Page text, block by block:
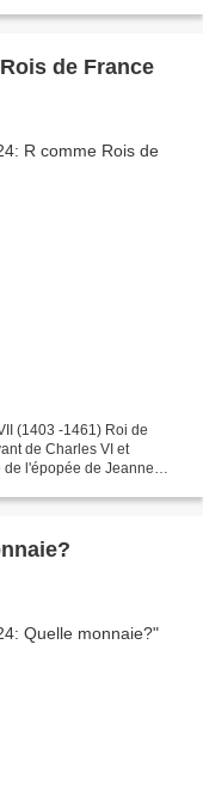
de France
(1403 -1461) Roi de
de Charles VI et
de l'épopée de Jeanne